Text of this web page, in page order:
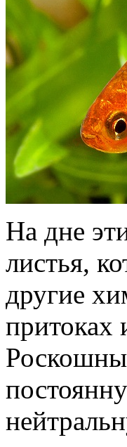
На дне
листья,
другие
притоках